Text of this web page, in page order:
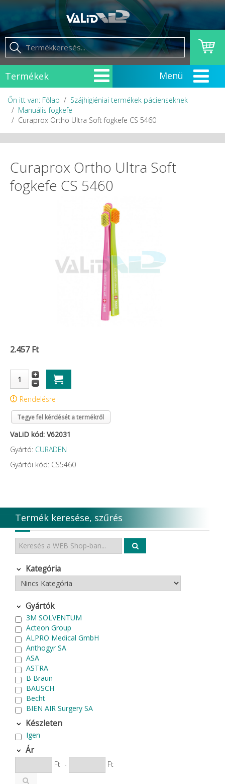
Termékek
Őn itt van: Főlap
Szájhigiéniai termékek pácienseknek
Manuális fogkefe
Curaprox Ortho Ultra Soft fogkefe CS 5460
Curaprox Ortho Ultra Soft
fogkefe CS 5460
2.457 Ft
Rendelésre
Tegye fel kérdését a termékről
VaLiD kód: V62031
Gyártó: CURADEN
Gyártói kód: CS5460
Termék keresése, szűrés
Kategória
Gyártók
3M SOLVENTUM
Acteon Group
ALPRO Medical GmbH
Anthogyr SA
ASA
ASTRA
B Braun
BAUSCH
Becht
BIEN AIR Surgery SA
Bode Chemie
Cardex
Carlo de Giorgi srl
CATTANI SpA
CAVEX
Cefla S.C.
CEMM Dental High Tech Ltd.
Készleten
Igen
Ár
Ft - Ft